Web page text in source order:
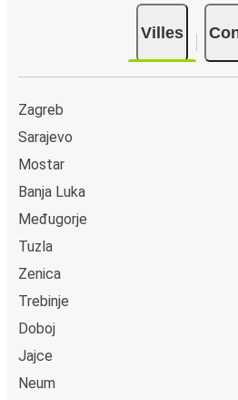
Lorsque vous achetez en ligne
trajet depuis ou vers Vinac, vous
différents modes de paiement
PayPal, Google Pay ou encore
lorsque vous montez à bord du
Villes
Zagreb
Sarajevo
Mostar
Banja Luka
Međugorje
Tuzla
Zenica
Trebinje
Doboj
Jajce
Neum